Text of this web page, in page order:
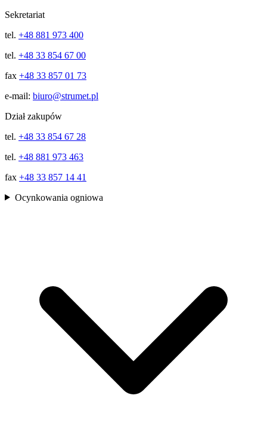
Sekretariat
tel. +48 881 973 400
tel. +48 33 854 67 00
fax +48 33 857 01 73
e-mail: biuro@strumet.pl
Dział zakupów
tel. +48 33 854 67 28
tel. +48 881 973 463
fax +48 33 857 14 41
Ocynkowania ogniowa